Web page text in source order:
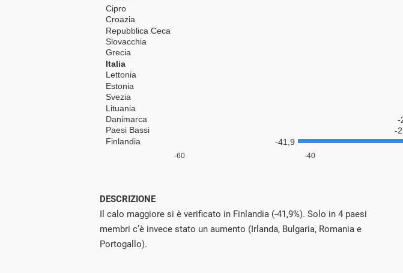
DESCRIZIONE
Il calo maggiore si è verificato in Finlandia (-41,9%). Solo in 4 paesi
membri c’è invece stato un aumento (Irlanda, Bulgaria, Romania e
Portogallo).